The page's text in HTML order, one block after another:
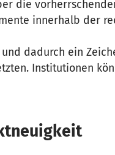
die
innerhalb der
dadurch ein
Institutionen